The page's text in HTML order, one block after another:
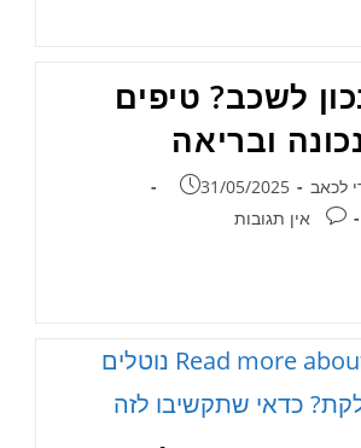
לשכב? טיפים
ובריאה
לכאב
31/05/2025
אין תגובות